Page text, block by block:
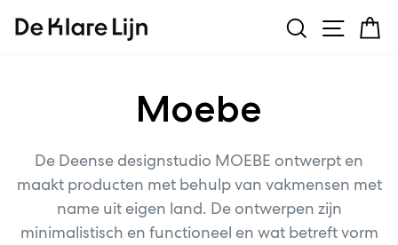
verder
ZoekenMenu
Moebe
De Deense designstudio MOEBE ontwerpt en
maakt producten met behulp van vakmensen met
name uit eigen land. De ontwerpen zijn
minimalistisch en functioneel en wat betreft vorm